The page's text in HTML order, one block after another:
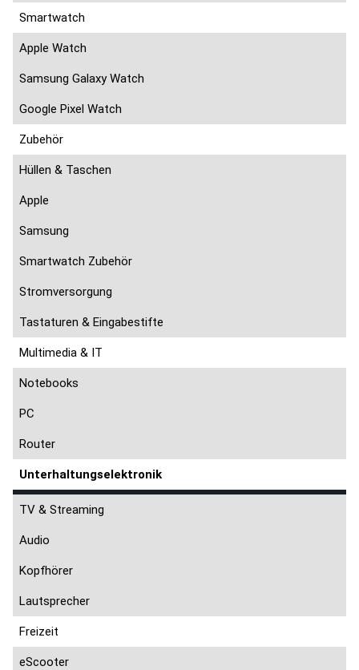
Smartwatch
Apple Watch
Samsung Galaxy Watch
Google Pixel Watch
Zubehör
Hüllen & Taschen
Apple
Samsung
Smartwatch Zubehör
Stromversorgung
Tastaturen & Eingabestifte
Multimedia & IT
Notebooks
PC
Router
Unterhaltungselektronik
TV & Streaming
Audio
Kopfhörer
Lautsprecher
Freizeit
eScooter